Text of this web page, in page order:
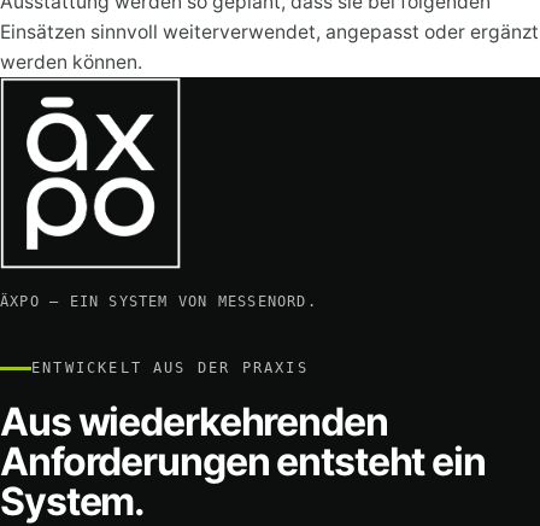
Einsätzen sinnvoll weiterverwendet, angepasst oder ergänzt
werden können.
ÄXPO – EIN SYSTEM VON MESSENORD.
ENTWICKELT AUS DER PRAXIS
Aus wiederkehrenden
Anforderungen entsteht ein
System.